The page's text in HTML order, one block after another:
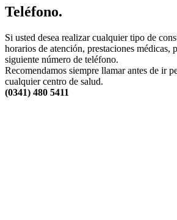
Teléfono.
Si usted desea realizar cualquier tipo de
horarios de atención, prestaciones médicas,
siguiente número de teléfono.
Recomendamos siempre llamar antes de ir
cualquier centro de salud.
(0341) 480 5411